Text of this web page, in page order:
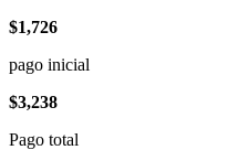
$1,726
pago inicial
$3,238
Pago total